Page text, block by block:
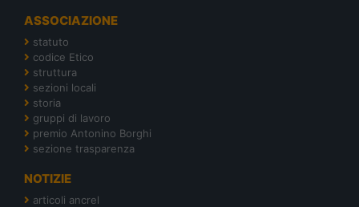
ASSOCIAZIONE
statuto
codice Etico
struttura
sezioni locali
storia
gruppi di lavoro
premio Antonino Borghi
sezione trasparenza
NOTIZIE
articoli ancrel